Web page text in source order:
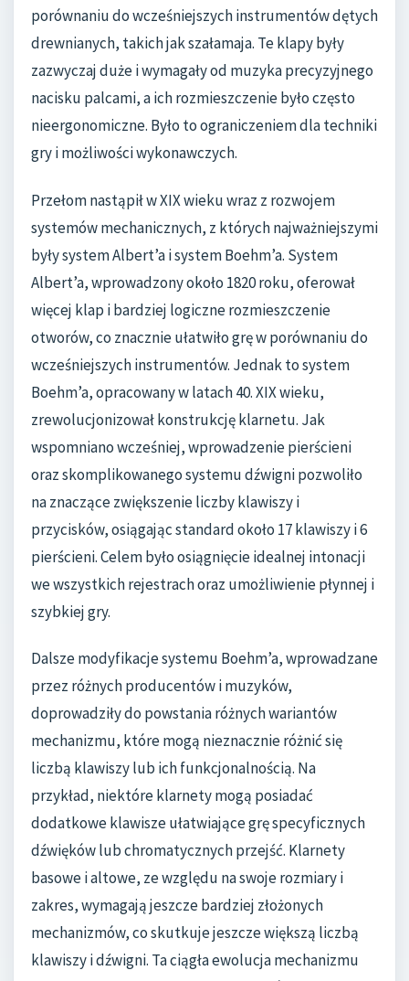
porównaniu do wcześniejszych instrumentów dętych
drewnianych, takich jak szałamaja. Te klapy były
zazwyczaj duże i wymagały od muzyka precyzyjnego
nacisku palcami, a ich rozmieszczenie było często
nieergonomiczne. Było to ograniczeniem dla techniki
gry i możliwości wykonawczych.
Przełom nastąpił w XIX wieku wraz z rozwojem
systemów mechanicznych, z których najważniejszymi
były system Albert’a i system Boehm’a. System
Albert’a, wprowadzony około 1820 roku, oferował
więcej klap i bardziej logiczne rozmieszczenie
otworów, co znacznie ułatwiło grę w porównaniu do
wcześniejszych instrumentów. Jednak to system
Boehm’a, opracowany w latach 40. XIX wieku,
zrewolucjonizował konstrukcję klarnetu. Jak
wspomniano wcześniej, wprowadzenie pierścieni
oraz skomplikowanego systemu dźwigni pozwoliło
na znaczące zwiększenie liczby klawiszy i
przycisków, osiągając standard około 17 klawiszy i 6
pierścieni. Celem było osiągnięcie idealnej intonacji
we wszystkich rejestrach oraz umożliwienie płynnej i
szybkiej gry.
Dalsze modyfikacje systemu Boehm’a, wprowadzane
przez różnych producentów i muzyków,
doprowadziły do powstania różnych wariantów
mechanizmu, które mogą nieznacznie różnić się
liczbą klawiszy lub ich funkcjonalnością. Na
przykład, niektóre klarnety mogą posiadać
dodatkowe klawisze ułatwiające grę specyficznych
dźwięków lub chromatycznych przejść. Klarnety
basowe i altowe, ze względu na swoje rozmiary i
zakres, wymagają jeszcze bardziej złożonych
mechanizmów, co skutkuje jeszcze większą liczbą
klawiszy i dźwigni. Ta ciągła ewolucja mechanizmu